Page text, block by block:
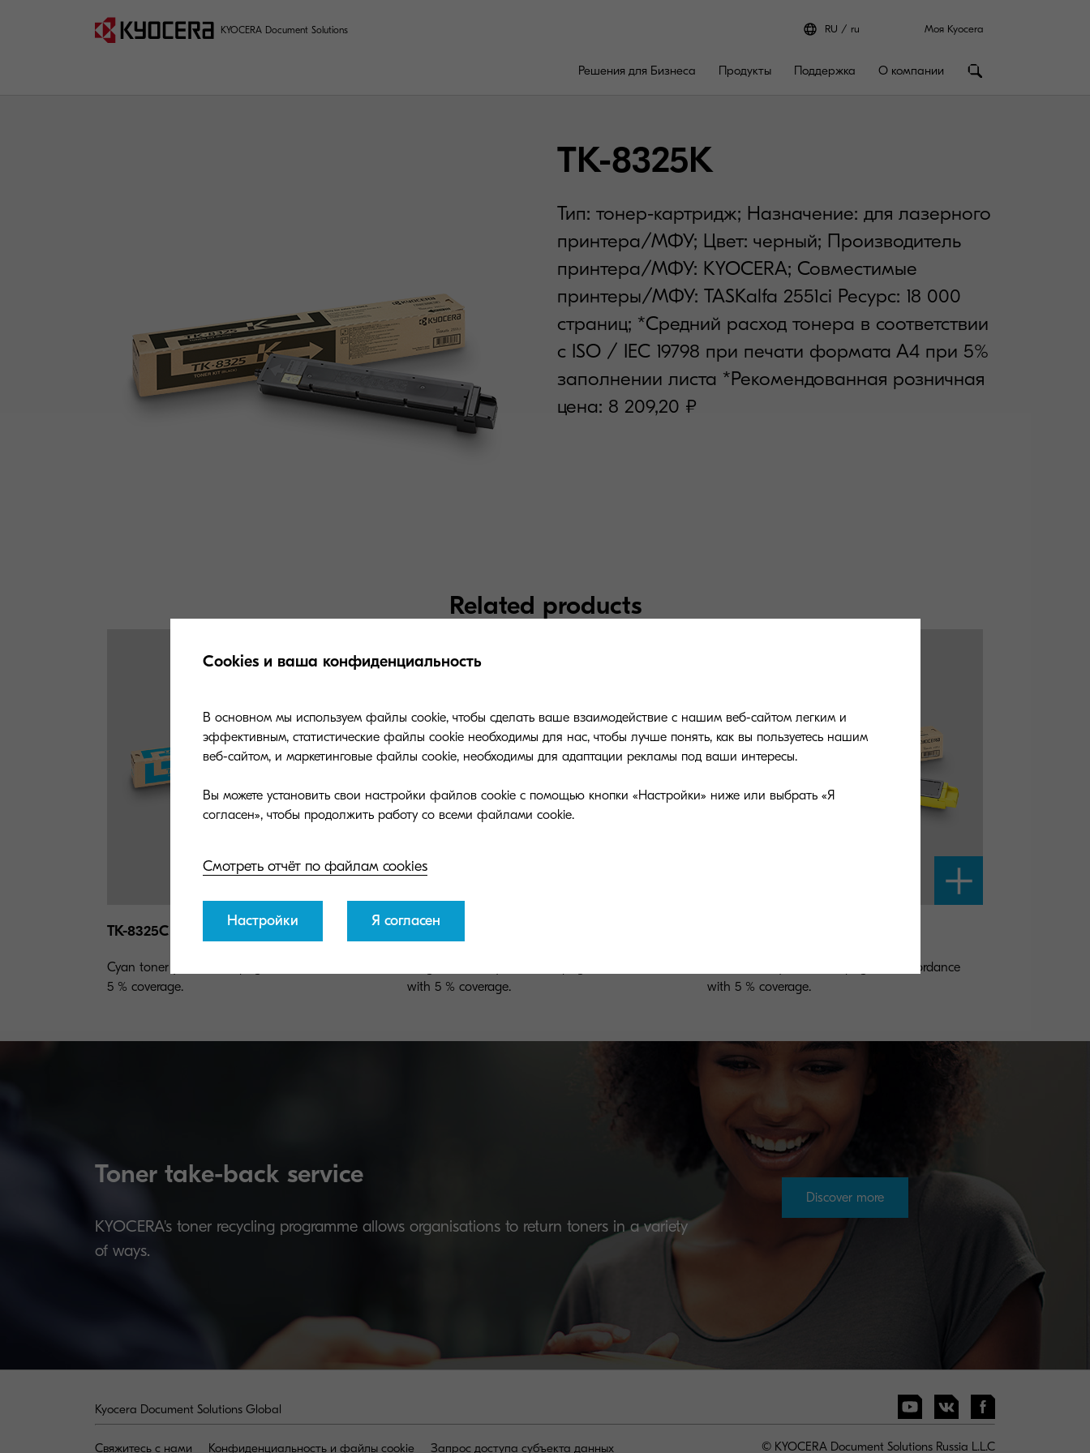
KYOCERA Document Solutions RU ru Моя Kyocera
Решения для Бизнеса Продукты Поддержка О компании
TK-8325K
Тип: тонер-картридж; Назначение: для лазерного
принтера/МФУ; Цвет: черный; Производитель
принтера/МФУ: KYOCERA; Совместимые
принтеры/МФУ: TASKalfa 2551ci Ресурс: 18 000
страниц; *Средний расход тонера в соответствии
с ISO / IEC 19798 при печати формата А4 при 5%
заполнении листа *Рекомендованная розничная
цена: 8 209,20 ₽
Related products
TK-8325C
Cyan toner yield 12,000 pages in accordance with
5 % coverage.
with 5 % coverage.
Yellow toner yield 12,000 pages in accordance
with 5 % coverage.
Toner take-back service
KYOCERA's toner recycling programme allows organisations to return toners in a variety
of ways.
Discover more
Kyocera Document Solutions Global
Свяжитесь с нами Конфиденциальность и файлы cookie Запрос доступа субъекта данных © KYOCERA Document Solutions Russia L.L.C
Cookies и ваша конфиденциальность
В основном мы используем файлы cookie, чтобы сделать ваше взаимодействие с нашим веб-сайтом легким и
эффективным, статистические файлы cookie необходимы для нас, чтобы лучше понять, как вы пользуетесь нашим
веб-сайтом, и маркетинговые файлы cookie, необходимы для адаптации рекламы под ваши интересы.
Вы можете установить свои настройки файлов cookie с помощью кнопки «Настройки» ниже или выбрать «Я
согласен», чтобы продолжить работу со всеми файлами cookie.
Смотреть отчёт по файлам cookies
Настройки Я согласен